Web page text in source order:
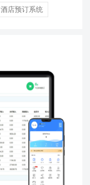
酒店预订系统